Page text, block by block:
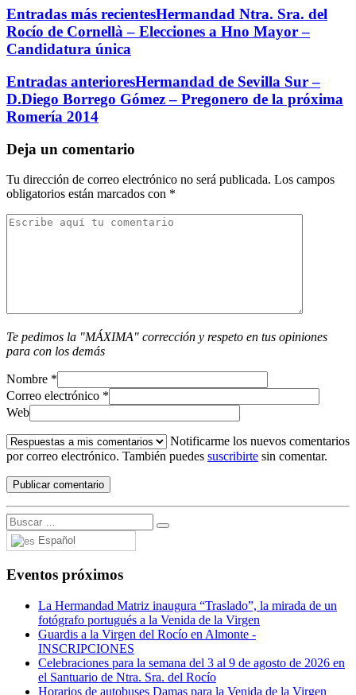
Entradas más recientesHermandad Ntra. Sra. del
Rocío de Cornellà – Elecciones a Hno Mayor –
Candidatura única
Entradas anterioresHermandad de Sevilla Sur –
D.Diego Borrego Gómez – Pregonero de la próxima
Romería 2014
Deja un comentario
Tu dirección de correo electrónico no será publicada. Los campos
obligatorios están marcados con *
Te pedimos la "MÁXIMA" corrección y respeto en tus opiniones
para con los demás
Nombre *
Correo electrónico *
Web
Notificarme los nuevos comentarios
por correo electrónico. También puedes suscribirte sin comentar.
Español
Eventos próximos
La Hermandad Matriz inaugura “Traslado”, la mirada de un
fotógrafo portugués a la Venida de la Virgen
Guardis a la Virgen del Rocío en Almonte -
INSCRIPCIONES
Celebraciones para la semana del 3 al 9 de agosto de 2026 en
el Santuario de Ntra. Sra. del Rocío
Horarios de autobuses Damas para la Venida de la Virgen